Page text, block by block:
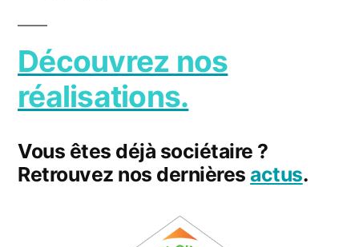
Découvrez nos
réalisations.
Vous êtes déjà sociétaire ?
Retrouvez nos dernières actus.